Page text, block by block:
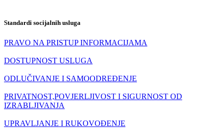
Standardi socijalnih usluga
PRAVO NA PRISTUP INFORMACIJAMA
DOSTUPNOST USLUGA
ODLUČIVANJE I SAMOODREĐENJE
PRIVATNOST,POVJERLJIVOST I SIGURNOST OD
IZRABLJIVANJA
UPRAVLJANJE I RUKOVOĐENJE